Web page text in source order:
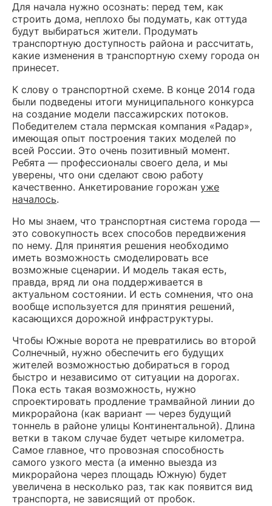
Для начала нужно осознать: перед тем, как
строить дома, неплохо бы подумать, как оттуда
будут выбираться жители. Продумать
транспортную доступность района и рассчитать,
какие изменения в транспортную схему города он
принесет.
К слову о транспортной схеме. В конце 2014 года
были подведены итоги муниципального конкурса
на создание модели пассажирских потоков.
Победителем стала пермская компания «Радар»,
имеющая опыт построения таких моделей по
всей России. Это очень позитивный момент.
Ребята — профессионалы своего дела, и мы
уверены, что они сделают свою работу
качественно. Анкетирование горожан уже
началось.
Но мы знаем, что транспортная система города —
это совокупность всех способов передвижения
по нему. Для принятия решения необходимо
иметь возможность смоделировать все
возможные сценарии. И модель такая есть,
правда, вряд ли она поддерживается в
актуальном состоянии. И есть сомнения, что она
вообще используется для принятия решений,
касающихся дорожной инфраструктуры.
Чтобы Южные ворота не превратились во второй
Солнечный, нужно обеспечить его будущих
жителей возможностью добираться в город
быстро и независимо от ситуации на дорогах.
Пока есть такая возможность, нужно
спроектировать продление трамвайной линии до
микрорайона (как вариант — через будущий
тоннель в районе улицы Континентальной). Длина
ветки в таком случае будет четыре километра.
Самое главное, что провозная способность
самого узкого места (а именно выезда из
микрорайона через площадь Южную) будет
увеличена в несколько раз, так как появится вид
транспорта, не зависящий от пробок.